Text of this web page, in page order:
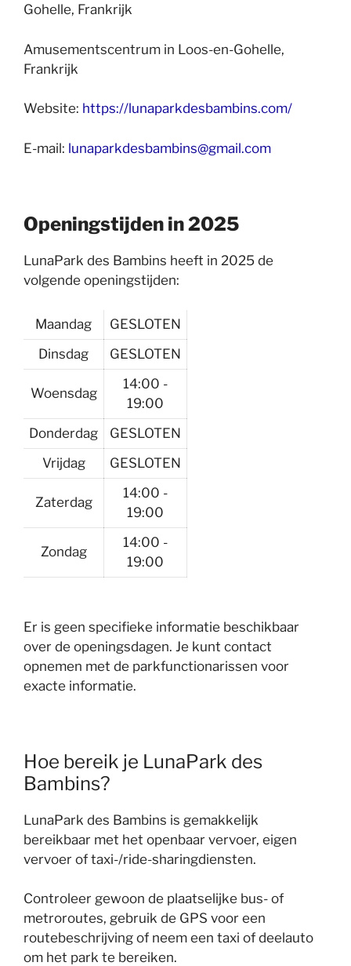
Gohelle, Frankrijk
Amusementscentrum in Loos-en-Gohelle,
Frankrijk
Website: https://lunaparkdesbambins.com/
E-mail: lunaparkdesbambins@gmail.com
Openingstijden in 2025
LunaPark des Bambins heeft in 2025 de
volgende openingstijden:
Maandag
GESLOTEN
Dinsdag
GESLOTEN
Woensdag
14:00 -
19:00
Donderdag
GESLOTEN
Vrijdag
GESLOTEN
Zaterdag
14:00 -
19:00
Zondag
14:00 -
19:00
Er is geen specifieke informatie beschikbaar
over de openingsdagen. Je kunt contact
opnemen met de parkfunctionarissen voor
exacte informatie.
Hoe bereik je LunaPark des
Bambins?
LunaPark des Bambins is gemakkelijk
bereikbaar met het openbaar vervoer, eigen
vervoer of taxi-/ride-sharingdiensten.
Controleer gewoon de plaatselijke bus- of
metroroutes, gebruik de GPS voor een
routebeschrijving of neem een taxi of deelauto
om het park te bereiken.